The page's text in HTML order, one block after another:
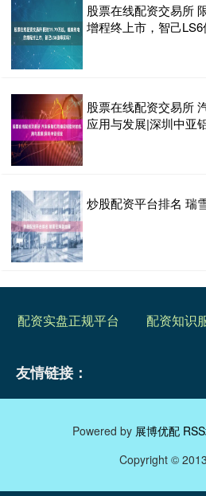
股票在线配资交易所
增程终上市，智己LS6
股票在线配资交易所
应用与发展|深圳中亚
炒股配资平台排名 瑞
配资实盘正规平台 配资知识
友情链接：
Powered by 展博优配
Copyright ©